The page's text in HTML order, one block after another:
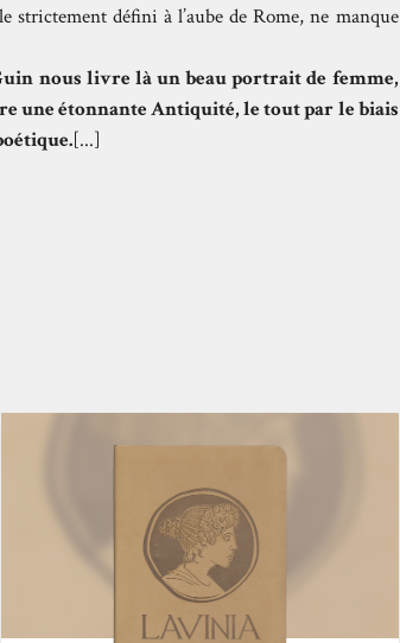
strictement défini à l’aube de Rome, ne manque
nous livre là un beau portrait de femme,
une étonnante Antiquité, le tout par le biais
[...]